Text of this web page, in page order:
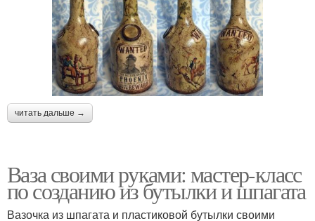
читать дальше →
Ваза своими руками: мастер-класс
по созданию из бутылки и шпагата
Вазочка из шпагата и пластиковой бутылки своими